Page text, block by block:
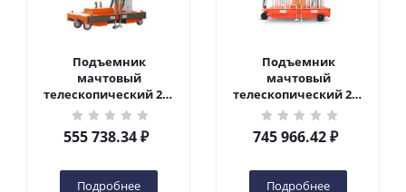
Подъемник
мачтовый
телескопический 200
кг 6 м TOR GTWY6-200S
DC 2-мачтовый
(автономный) (G) в
555 738.34₽
Подробнее
Подъемник
мачтовый
телескопический 200
кг 10 м TOR GTWY10-
200S DC 2-мачтовый
(автономный) (N) в
745 966.42₽
Подробнее